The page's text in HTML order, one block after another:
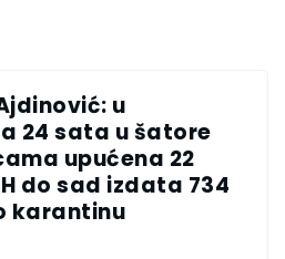
u
24 sata u šatore
upućena 22
do sad izdata 734
karantinu